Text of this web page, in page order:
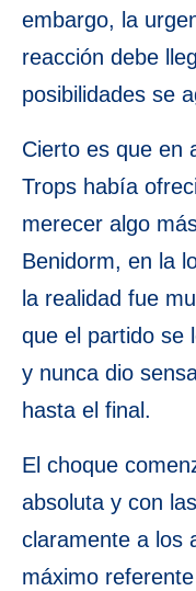
embargo, la
reacción debe
posibilidades se
Cierto es que en
Trops había
merecer algo
Benidorm, en la
la realidad fue
que el partido se
y nunca dio
hasta el final.
El choque
absoluta y con
claramente a los
máximo